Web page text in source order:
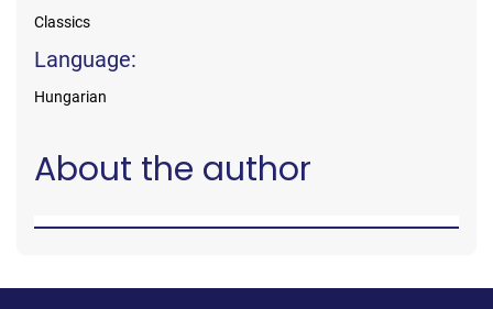
Classics
Language:
Hungarian
About the author